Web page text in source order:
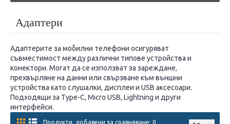
Адаптери
Адаптерите за мобилни телефони осигуряват
съвместимост между различни типове устройства и
конектори. Могат да се използват за зареждане,
прехвърляне на данни или свързване към външни
устройства като слушалки, дисплеи и USB аксесоари.
Подходящи за Type-C, Micro USB, Lightning и други
интерфейси.
Продукти, добавени за сравняване: 0